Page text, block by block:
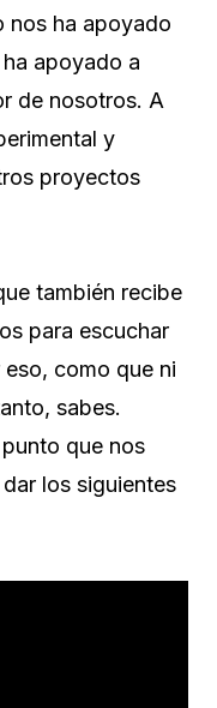
nos ha apoyado
apoyado a
de nosotros. A
y
proyectos
también recibe
para escuchar
como que ni
sabes.
que nos
los siguientes